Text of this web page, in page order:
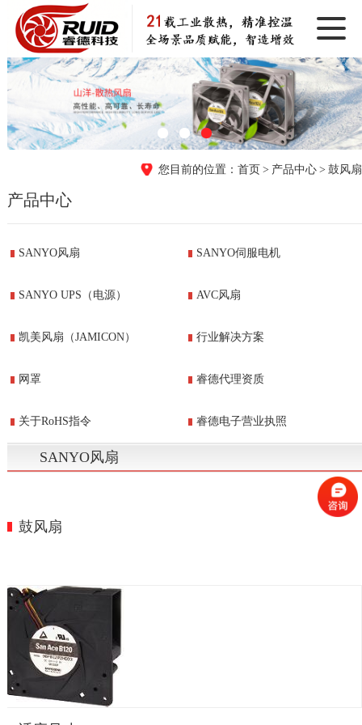
首页 产品中心 鼓风扇
产品中心
SANYO风扇 SANYO伺服电机
SANYO UPS（电源） AVC风扇
凯美风扇（JAMICON） 行业解决方案
网罩 睿德代理资质
关于RoHS指令 睿德电子营业执照
SANYO风扇
鼓风扇